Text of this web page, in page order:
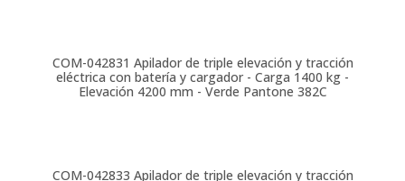
COM-042831 Apilador de triple elevación y tracción
eléctrica con batería y cargador - Carga 1400 kg -
Elevación 4200 mm - Verde Pantone 382C
COM-042833 Apilador de triple elevación y tracción